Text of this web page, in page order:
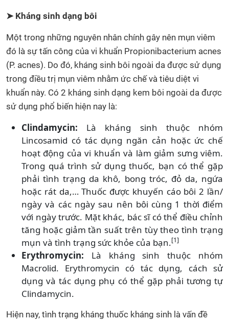
➤ Kháng sinh dạng bôi
Một trong những nguyên nhân chính gây nên mụn viêm
đó là sự tấn công của vi khuẩn Propionibacterium acnes
(P. acnes). Do đó, kháng sinh bôi ngoài da được sử dụng
trong điều trị mụn viêm nhằm ức chế và tiêu diệt vi
khuẩn này. Có 2 kháng sinh dạng kem bôi ngoài da được
sử dụng phổ biến hiện nay là:
Clindamycin: Là kháng sinh thuộc nhóm
Lincosamid có tác dụng ngăn cản hoặc ức chế
hoạt động của vi khuẩn và làm giảm sưng viêm.
Trong quá trình sử dụng thuốc, bạn có thể gặp
phải tình trạng da khô, bong tróc, đỏ da, ngứa
hoặc rát da,… Thuốc được khuyến cáo bôi 2 lần/
ngày và các ngày sau nên bôi cùng 1 thời điểm
với ngày trước. Mặt khác, bác sĩ có thể điều chỉnh
tăng hoặc giảm tần suất trên tùy theo tình trạng
mụn và tình trạng sức khỏe của bạn.[1]
Erythromycin: Là kháng sinh thuộc nhóm
Macrolid. Erythromycin có tác dụng, cách sử
dụng và tác dụng phụ có thể gặp phải tương tự
Clindamycin.
Hiện nay, tình trạng kháng thuốc kháng sinh là vấn đề